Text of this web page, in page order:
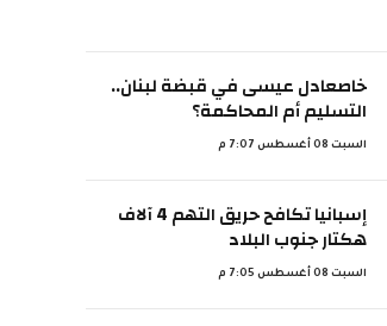
خاصعادل عيسى في قبضة لبنان..
التسليم أم المحاكمة؟
السبت 08 أغسطس 7:07 م
إسبانيا تكافح حريق التهم 4 آلاف
هكتار جنوب البلاد
السبت 08 أغسطس 7:05 م